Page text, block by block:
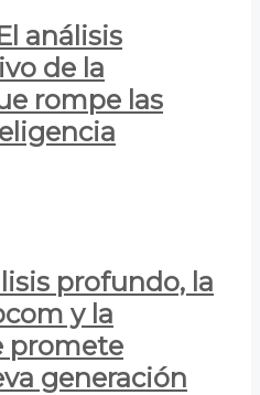
análisis
de la
rompe las
profundo, la
y la
promete
generación